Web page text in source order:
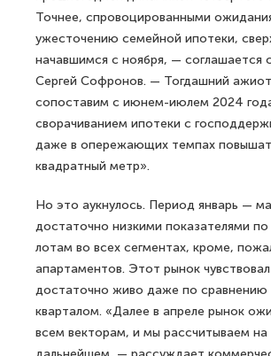
Точнее, спровоцированными
ужесточению семейной ипотеки,
начавшимся с ноября, — соглашается
Сергей Софронов. — Тогдашний
сопоставим с июнем-июлем 2024
сворачиванием ипотеки с
даже в опережающих темпах
квадратный метр».
Но это аукнулось. Период январь —
достаточно низкими показателями
лотам во всех сегментах, кроме,
апартаментов. Этот рынок
достаточно живо даже по сравнению
кварталом. «Далее в апреле рынок
всем векторам, и мы рассчитываем на